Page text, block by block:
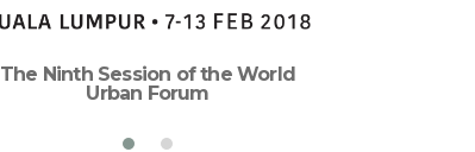
The Ninth Session of the World
Urban Forum